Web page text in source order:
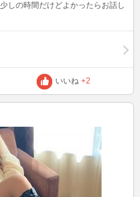
しの時間だけどよかったらお話し
いいね +2